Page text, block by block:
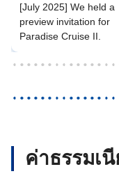
[July 2025] We held a
preview invitation for
Paradise Cruise II.
ค่าธรรมเ